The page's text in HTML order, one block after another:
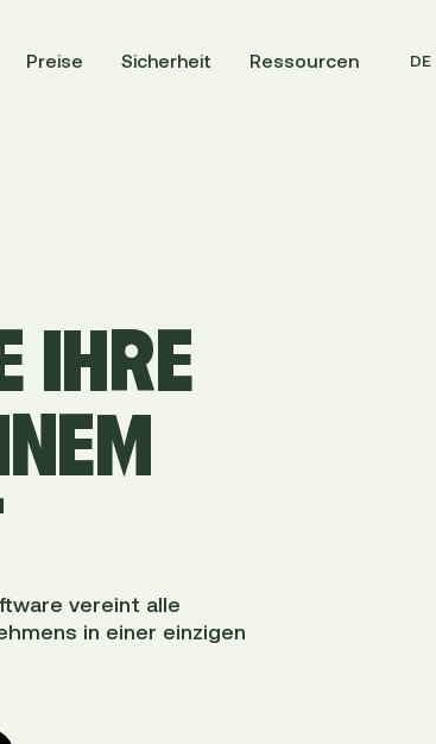
Preise Sicherheit Ressourcen DE
IHRE
vereint alle
in einer einzigen